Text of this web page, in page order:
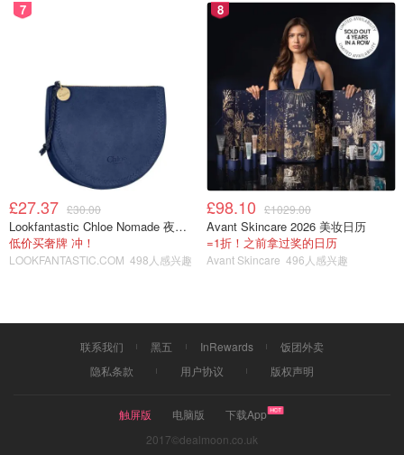
这是椰奶 不是椰子水哈… 🥥口感比较Creamy 喝多了稍稍
有点腻。但我喜欢creamy就还好 。 另外，不甜。减肥期间
我还是推荐椰子水 一定要喝的话少喝点…
7
£27.37 £30.00
Lookfantastic Chloe Nomade 夜埃及小包
低价买奢牌 冲！
LOOKFANTASTIC.COM 498人感兴趣
8
£98.10 £1029.00
Avant Skincare 2026 美妆日历
=1折！之前拿过奖的日历
Avant Skincare 496人感兴趣
联系我们 黑五 InRewards
饭团外卖
隐私条款
用户协议 版权声明
触屏版 电脑版
下载App
2017©dealmoon.co.uk